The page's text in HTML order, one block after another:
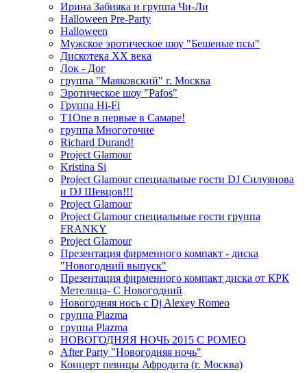
Ирина Забияка и группа Чи-Ли
Halloween Pre-Party
Halloween
Мужское эротическое шоу "Бешеные псы"
Дискотека ХХ века
Лок - Дог
группа "Маяковский" г. Москва
Эротическое шоу "Pafos"
Группа Hi-Fi
T1One в первые в Самаре!
группа Многоточие
Richard Durand!
Project Glamour
Kristina Si
Project Glamour специальные гости DJ Силуянова
и DJ Шевцов!!!
Project Glamour
Project Glamour специальные гости группа
FRANKY
Project Glamour
Презентация фирменного компакт - диска
"Новогодний выпуск"
Презентация фирменного компакт диска от КРК
Метелица- С Новогодний
Новогодняя нось с Dj Alexey Romeo
группа Plazma
группа Plazma
НОВОГОДНЯЯ НОЧЬ 2015 C РОМЕО
After Party "Новогодняя ночь"
Концерт певицы Афродита (г. Москва)